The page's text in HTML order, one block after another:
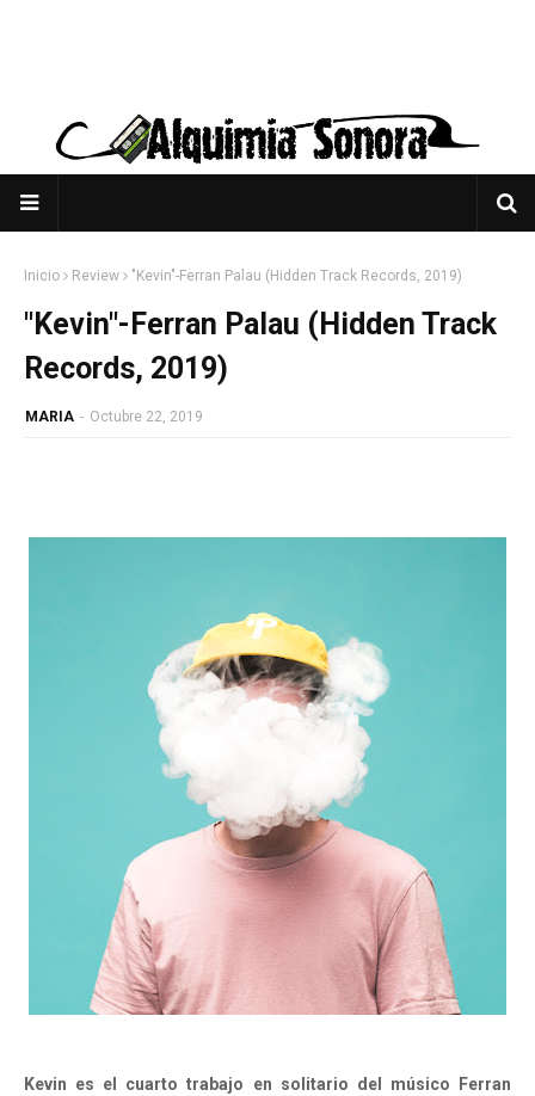
Inicio Review "Kevin"-Ferran Palau (Hidden Track Records, 2019)
"Kevin"-Ferran Palau (Hidden Track
Records, 2019)
MARIA - Octubre 22, 2019
Kevin es el cuarto trabajo en solitario del músico Ferran